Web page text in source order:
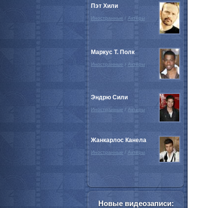
Пэт Хили
Иностранные / Актёры
Маркус Т. Полк
Иностранные / Актёры
Эндрю Сили
Иностранные / Актёры
Жанкарлос Канела
Иностранные / Актёры
Новые видеозаписи: